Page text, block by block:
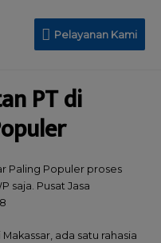
Pelayanan Kami
PT di
Paling Populer proses
saja. Pusat Jasa
ada satu rahasia